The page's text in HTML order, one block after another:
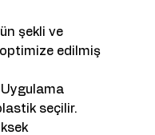
şekli ve
edilmiş
seçilir.